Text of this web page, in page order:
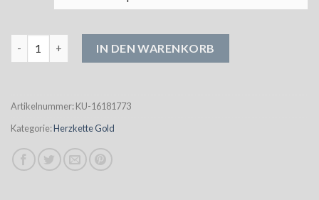
IN DEN WARENKORB
Artikelnummer:KU-16181773
Kategorie:Herzkette Gold